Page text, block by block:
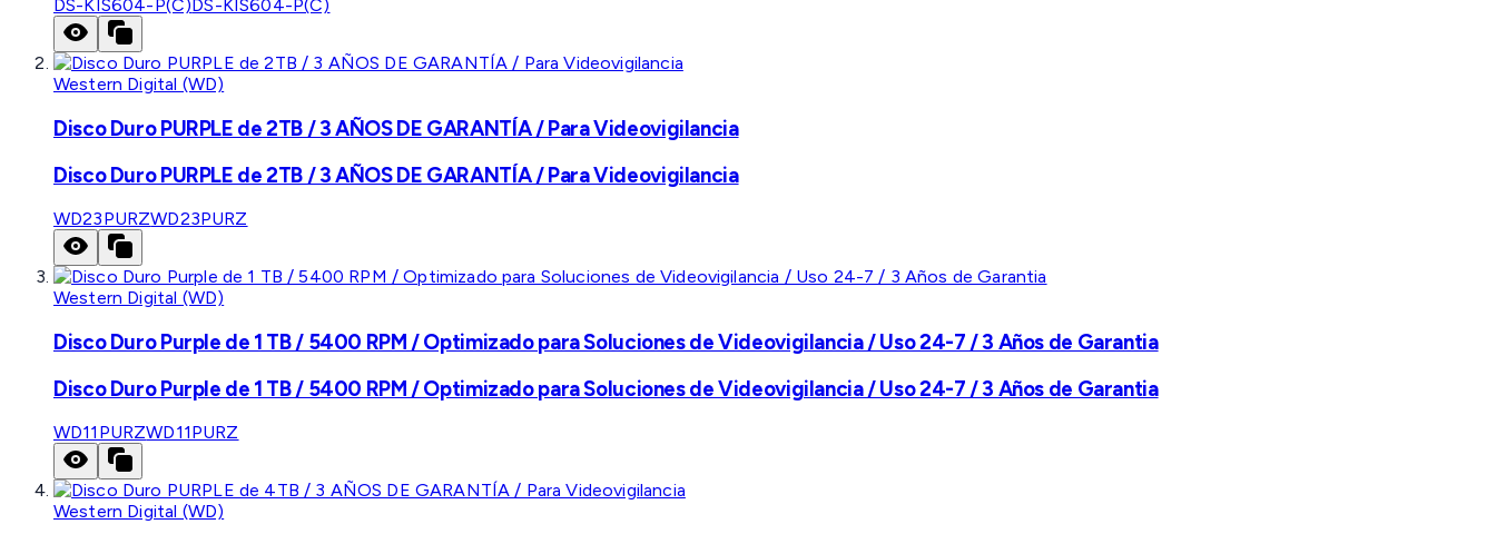
DS-KIS604-P(C)DS-KIS604-P(C)
Western Digital (WD)
Disco Duro PURPLE de 2TB / 3 AÑOS DE GARANTÍA / Para Videovigilancia
Disco Duro PURPLE de 2TB / 3 AÑOS DE GARANTÍA / Para Videovigilancia
WD23PURZWD23PURZ
Western Digital (WD)
Disco Duro Purple de 1 TB / 5400 RPM / Optimizado para Soluciones de Videovigilancia / Uso 24-7 / 3 Años de Garantia
Disco Duro Purple de 1 TB / 5400 RPM / Optimizado para Soluciones de Videovigilancia / Uso 24-7 / 3 Años de Garantia
WD11PURZWD11PURZ
Western Digital (WD)